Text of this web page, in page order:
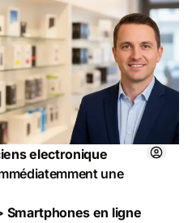
electronique
une
Smartphones en ligne